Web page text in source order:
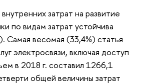
затрат на развитие
по видам затрат устойчива
Самая весомая (33,4%) статья
электросвязи, включая доступ
в 2018 г. составил 1266,1
общей величины затрат